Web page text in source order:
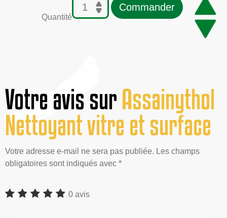
Quantité
Commander
Votre avis surAssainythol
Nettoyant vitre et surface
Votre adresse e-mail ne sera pas publiée. Les champs
obligatoires sont indiqués avec *
0 avis